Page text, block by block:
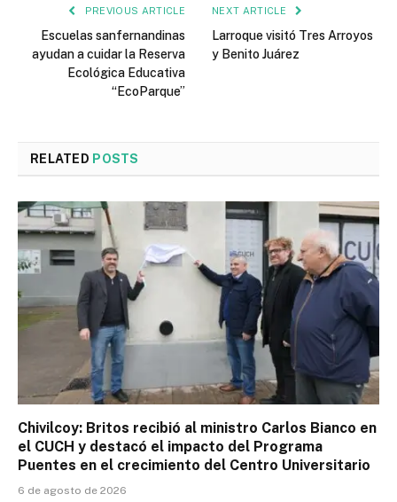
PREVIOUS ARTICLE
Escuelas sanfernandinas
ayudan a cuidar la Reserva
Ecológica Educativa
“EcoParque”
NEXT ARTICLE
Larroque visitó Tres Arroyos
y Benito Juárez
RELATED POSTS
Chivilcoy: Britos recibió al ministro Carlos Bianco en
el CUCH y destacó el impacto del Programa
Puentes en el crecimiento del Centro Universitario
6 de agosto de 2026